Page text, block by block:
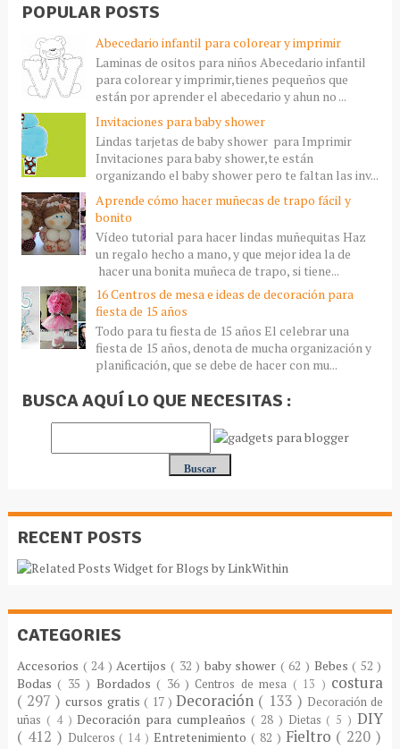
POPULAR POSTS
Abecedario infantil para colorear y imprimir
Laminas de ositos para niños Abecedario infantil
para colorear y imprimir,tienes pequeños que
están por aprender el abecedario y ahun no ...
Invitaciones para baby shower
Lindas tarjetas de baby shower para Imprimir
Invitaciones para baby shower,te están
organizando el baby shower pero te faltan las inv...
Aprende cómo hacer muñecas de trapo fácil y
bonito
Vídeo tutorial para hacer lindas muñequitas Haz
un regalo hecho a mano, y que mejor idea la de
hacer una bonita muñeca de trapo, si tiene...
16 Centros de mesa e ideas de decoración para
fiesta de 15 años
Todo para tu fiesta de 15 años El celebrar una
fiesta de 15 años, denota de mucha organización y
planificación, que se debe de hacer con mu...
BUSCA AQUÍ LO QUE NECESITAS :
RECENT POSTS
CATEGORIES
Accesorios ( 24 )Acertijos ( 32 ) baby shower ( 62 ) Bebes( 52 )
Bodas( 35 ) Bordados( 36 ) Centros de mesa ( 13 ) costura
( 297 )cursos gratis ( 17 )Decoración ( 133 ) Decoración de
uñas ( 4 )Decoración para cumpleaños( 28 ) Dietas ( 5 )DIY
( 412 ) Dulceros ( 14 )Entretenimiento ( 82 ) Fieltro ( 220 )